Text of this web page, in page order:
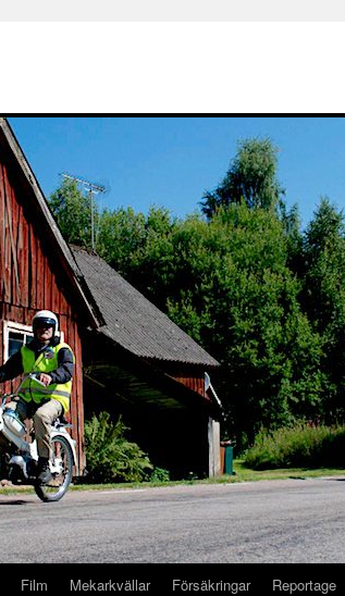
Film Mekarkvällar Försäkringar Reportage